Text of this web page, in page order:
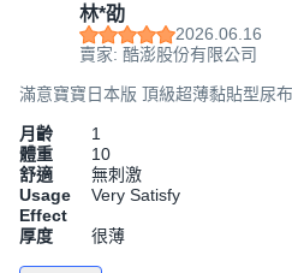
林*劭
2026.06.16
賣家: 酷澎股份有限公司
滿意寶寶日本版 頂級超薄黏貼型尿
月齡
1
體重
10
舒適
無刺激
Usage
Effect
Very Satisfy
厚度 很薄